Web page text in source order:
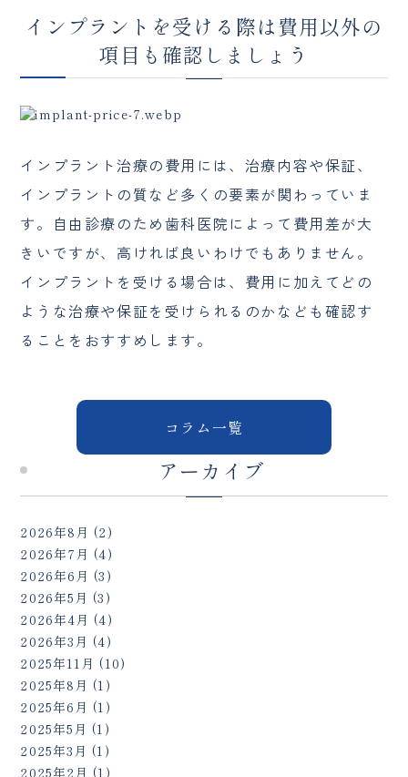
インプラントを受ける際は費用以外の
項目も確認しましょう
インプラント治療の費用には、治療内容や保証、
インプラントの質など多くの要素が関わっていま
す。自由診療のため歯科医院によって費用差が大
きいですが、高ければ良いわけでもありません。
インプラントを受ける場合は、費用に加えてどの
ような治療や保証を受けられるのかなども確認す
ることをおすすめします。
コラム一覧
アーカイブ
2026年8月 (2)
2026年7月 (4)
2026年6月 (3)
2026年5月 (3)
2026年4月 (4)
2026年3月 (4)
2025年11月 (10)
2025年8月 (1)
2025年6月 (1)
2025年5月 (1)
2025年3月 (1)
2025年2月 (1)